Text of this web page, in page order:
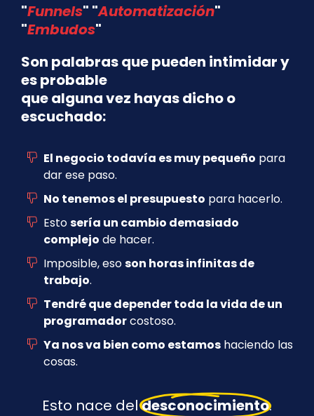
"Funnels" "Automatización"
"Embudos"
Son palabras que pueden intimidar y
es probable
que alguna vez hayas dicho o
escuchado:
El negocio todavía es muy pequeño para
dar ese paso.
No tenemos el presupuesto para hacerlo.
Estosería un cambio demasiado
complejo de hacer.
Imposible, esoson horas infinitas de
trabajo.
Tendré que depender toda la vida de un
programadorcostoso.
Ya nos va bien como estamos haciendo las
cosas.
Esto nace deldesconocimiento.